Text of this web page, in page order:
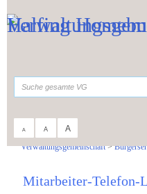
A A A
Verwaltungsgemeinschaft>
Mitarbeiter-Telefon-